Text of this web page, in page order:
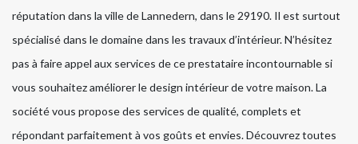
réputation dans la ville de Lannedern, dans le 29190. Il est surtout
spécialisé dans le domaine dans les travaux d’intérieur. N’hésitez
pas à faire appel aux services de ce prestataire incontournable si
vous souhaitez améliorer le design intérieur de votre maison. La
société vous propose des services de qualité, complets et
répondant parfaitement à vos goûts et envies. Découvrez toutes